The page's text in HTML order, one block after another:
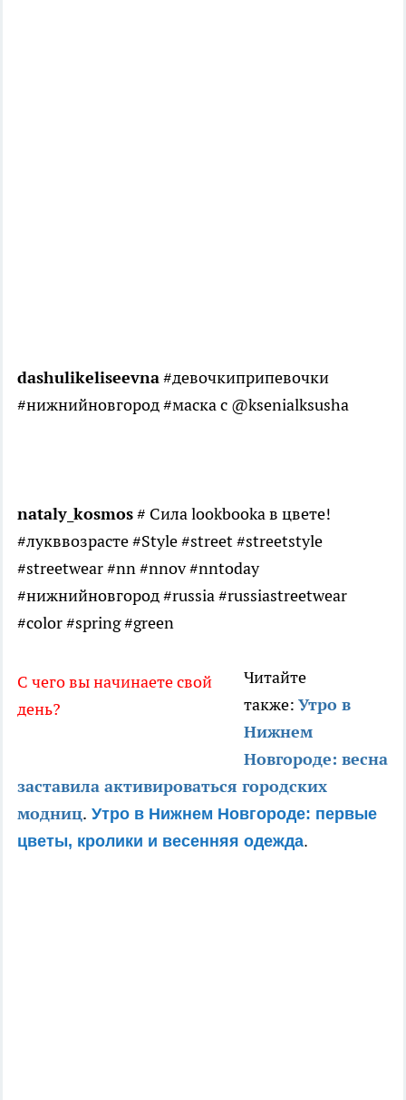
dashulikeliseevna#девочкиприпевочки
#нижнийновгород #маска с @ksenialksusha
nataly_kosmos# Сила lookbookа в цвете!
#лукввозрасте #Style #street #streetstyle
#streetwear #nn #nnov #nntoday
#нижнийновгород #russia #russiastreetwear
#color #spring #green
С чего вы начинаете свой
день?
Читайте
также: Утро в
Нижнем
Новгороде: весна
заставила активироваться городских
модниц. Утро в Нижнем Новгороде: первые
цветы, кролики и весенняя одежда.